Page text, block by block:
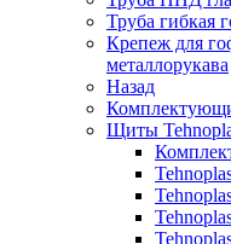
Труба гибкая
Крепеж для
металлорукава
Назад
Щиты